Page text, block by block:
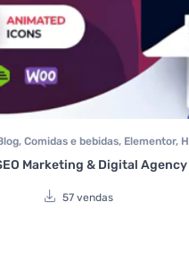
, Comidas e bebidas, Elementor,
Portfolio Saúde e Beleza
Woocommerce
Marketing & Digital
57 vendas